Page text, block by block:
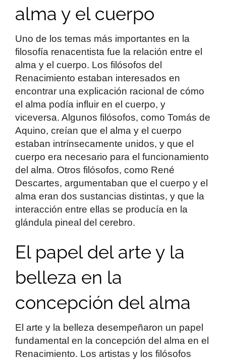
alma y el cuerpo
Uno de los temas más importantes en la
filosofía renacentista fue la relación entre el
alma y el cuerpo. Los filósofos del
Renacimiento estaban interesados en
encontrar una explicación racional de cómo
el alma podía influir en el cuerpo, y
viceversa. Algunos filósofos, como Tomás de
Aquino, creían que el alma y el cuerpo
estaban intrínsecamente unidos, y que el
cuerpo era necesario para el funcionamiento
del alma. Otros filósofos, como René
Descartes, argumentaban que el cuerpo y el
alma eran dos sustancias distintas, y que la
interacción entre ellas se producía en la
glándula pineal del cerebro.
El papel del arte y la
belleza en la
concepción del alma
El arte y la belleza desempeñaron un papel
fundamental en la concepción del alma en el
Renacimiento. Los artistas y los filósofos